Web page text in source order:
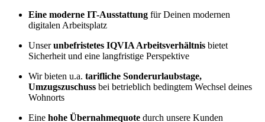
Eine moderne IT-Ausstattung für Deinen modernen
digitalen Arbeitsplatz
Unserunbefristetes IQVIA Arbeitsverhältnis bietet
Sicherheit und eine langfristige Perspektive
Wir bieten u.a. tarifliche Sonderurlaubstage,
Umzugszuschuss bei betrieblich bedingtem Wechsel deines
Wohnorts
Eine hohe Übernahmequote durch unsere Kunden